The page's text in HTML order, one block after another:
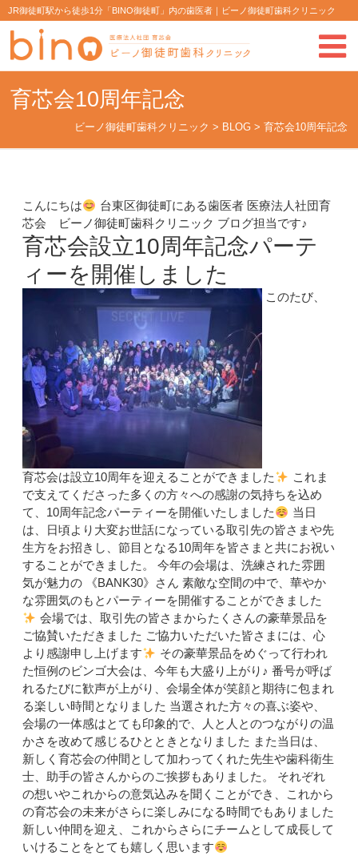
JR御徒町駅から徒歩1分「BINO御徒町」内の歯医者｜ビーノ御徒町歯科クリニック
育芯会10周年記念
ビーノ御徒町歯科クリニック > BLOG> 育芯会10周年記念
こんにちは
台東区御徒町にある歯医者 医療法人社団育
芯会 ビーノ御徒町歯科クリニック ブログ担当です♪
育芯会設立10周年記念パーテ
ィーを開催しました
このたび、
育芯会は設立10周年を迎えることができました
これま
で支えてくださった多くの方々への感謝の気持ちを込め
て、10周年記念パーティーを開催いたしました
当日
は、日頃より大変お世話になっている取引先の皆さまや先
生方をお招きし、節目となる10周年を皆さまと共にお祝い
することができました。 今年の会場は、洗練された雰囲
気が魅力の 《BANK30》さん 素敵な空間の中で、華やか
な雰囲気のもとパーティーを開催することができました
会場では、取引先の皆さまからたくさんの豪華景品を
ご協賛いただきました ご協力いただいた皆さまには、心
より感謝申し上げます
その豪華景品をめぐって行われ
た恒例のビンゴ大会は、今年も大盛り上がり♪ 番号が呼ば
れるたびに歓声が上がり、会場全体が笑顔と期待に包まれ
る楽しい時間となりました 当選された方々の喜ぶ姿や、
会場の一体感はとても印象的で、人と人とのつながりの温
かさを改めて感じるひとときとなりました また当日は、
新しく育芯会の仲間として加わってくれた先生や歯科衛生
士、助手の皆さんからのご挨拶もありました。 それぞれ
の想いやこれからの意気込みを聞くことができ、これから
の育芯会の未来がさらに楽しみになる時間でもありました
新しい仲間を迎え、これからさらにチームとして成長して
いけることをとても嬉しく思います